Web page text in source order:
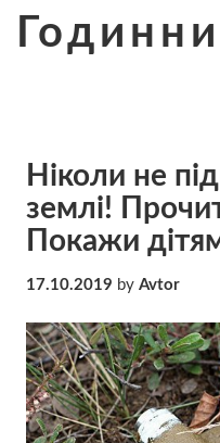
Ніколи не
землі!
Покажи
17.10.2019 by Avtor